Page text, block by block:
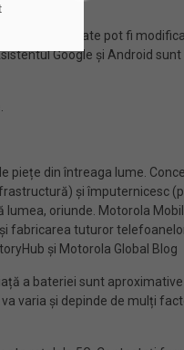
Toate pot fi
Google și Android
piețe din întreaga lume.
și împuternicesc
oriunde. Motorola
fabricarea tuturor
și Motorola Global Blog
a bateriei sunt
varia și depinde de mulți